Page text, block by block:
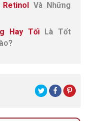
Và Những
Hay TốiLà Tốt